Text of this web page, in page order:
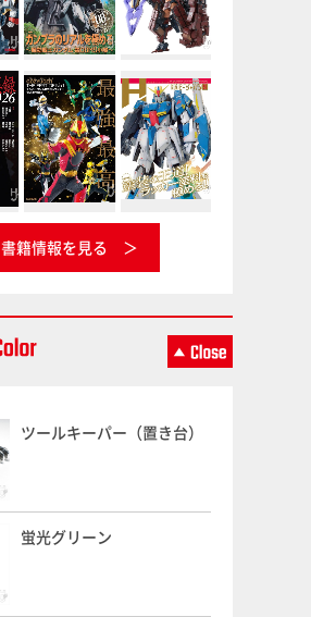
書籍情報を見る
ツールキーパー（置き台）
蛍光グリーン